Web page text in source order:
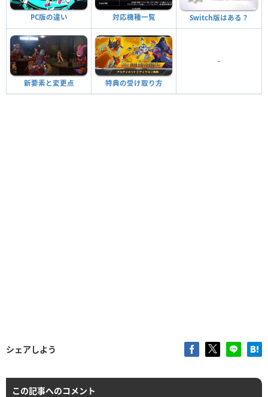
PC版の違い 対応機種一覧 Switch版はある？
新要素と変更点 特典の受け取り方
-
シェアしよう
この記事へのコメント